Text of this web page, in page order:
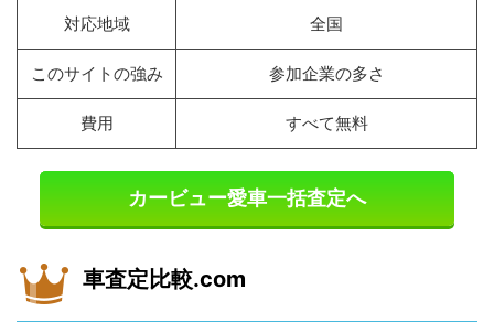
対応地域 全国
このサイトの強み 参加企業の多さ
費用 すべて無料
カービュー愛車一括査定へ
車査定比較.com